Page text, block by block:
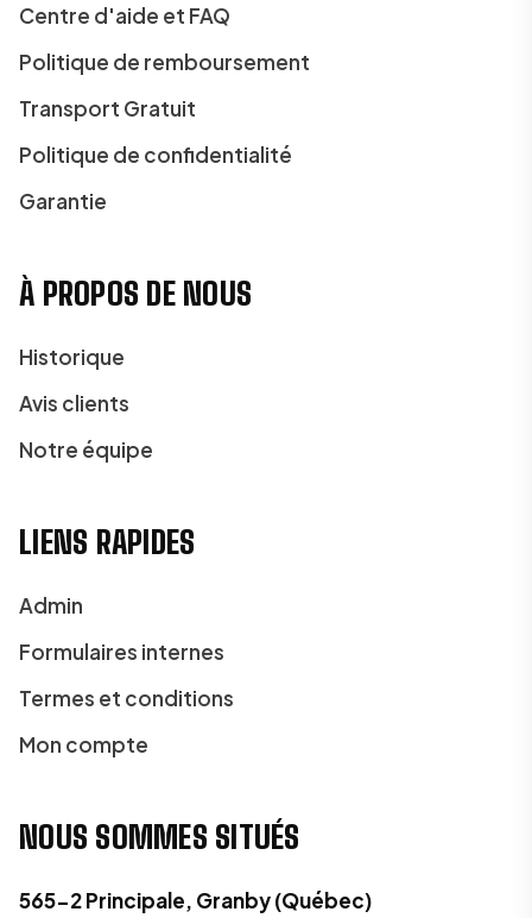
Centre d'aide et FAQ
Politique de remboursement
Transport Gratuit
Politique de confidentialité
Garantie
À PROPOS DE NOUS
Historique
Avis clients
Notre équipe
LIENS RAPIDES
Admin
Formulaires internes
Termes et conditions
Mon compte
NOUS SOMMES SITUÉS
565-2 Principale, Granby (Québec)